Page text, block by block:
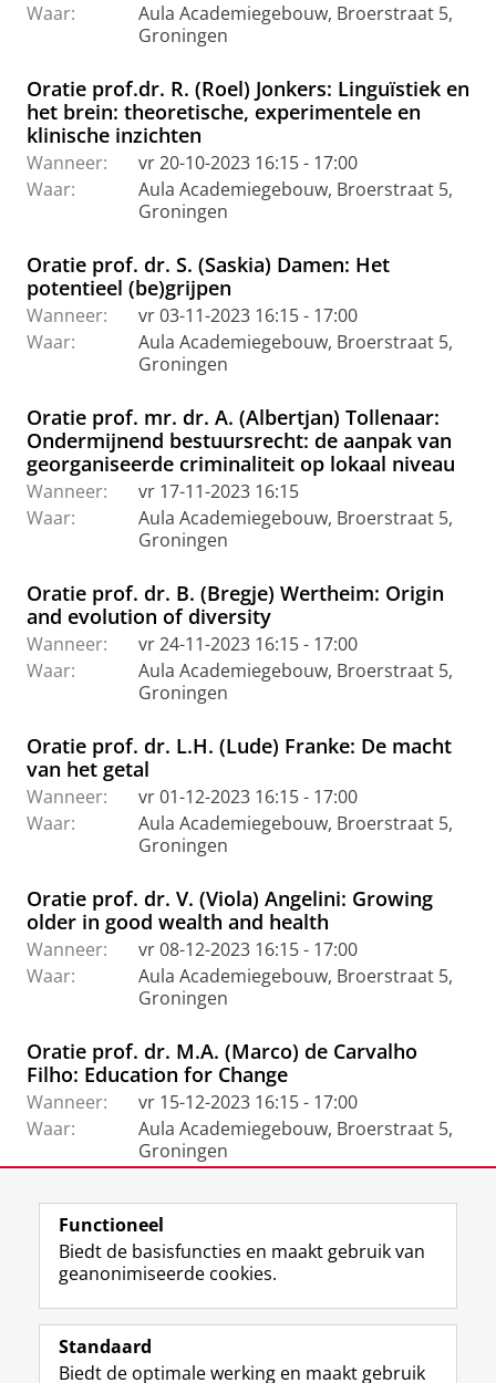
Waar:
Aula Academiegebouw, Broerstraat 5,
Groningen
Oratie prof.dr. R. (Roel) Jonkers: Linguïstiek en
het brein: theoretische, experimentele en
klinische inzichten
Wanneer:
vr 20-10-2023 16:15 - 17:00
Waar:
Aula Academiegebouw, Broerstraat 5,
Groningen
Oratie prof. dr. S. (Saskia) Damen: Het
potentieel (be)grijpen
Wanneer:
vr 03-11-2023 16:15 - 17:00
Waar:
Aula Academiegebouw, Broerstraat 5,
Groningen
Oratie prof. mr. dr. A. (Albertjan) Tollenaar:
Ondermijnend bestuursrecht: de aanpak van
georganiseerde criminaliteit op lokaal niveau
Wanneer:
vr 17-11-2023 16:15
Waar:
Aula Academiegebouw, Broerstraat 5,
Groningen
Oratie prof. dr. B. (Bregje) Wertheim: Origin
and evolution of diversity
Wanneer:
vr 24-11-2023 16:15 - 17:00
Waar:
Aula Academiegebouw, Broerstraat 5,
Groningen
Oratie prof. dr. L.H. (Lude) Franke: De macht
van het getal
Wanneer:
vr 01-12-2023 16:15 - 17:00
Waar:
Aula Academiegebouw, Broerstraat 5,
Groningen
Oratie prof. dr. V. (Viola) Angelini: Growing
older in good wealth and health
Wanneer:
vr 08-12-2023 16:15 - 17:00
Waar:
Aula Academiegebouw, Broerstraat 5,
Groningen
Oratie prof. dr. M.A. (Marco) de Carvalho
Filho: Education for Change
Wanneer:
vr 15-12-2023 16:15 - 17:00
Waar:
Aula Academiegebouw, Broerstraat 5,
Groningen
View this page in:English
Volg de RUG
F
a
e
L
i
k
R
S
-
I
n
t
Y
o
T
Functioneel
Biedt de basisfuncties en maakt gebruik van
geanonimiseerde cookies.
Standaard
Biedt de optimale werking en maakt gebruik